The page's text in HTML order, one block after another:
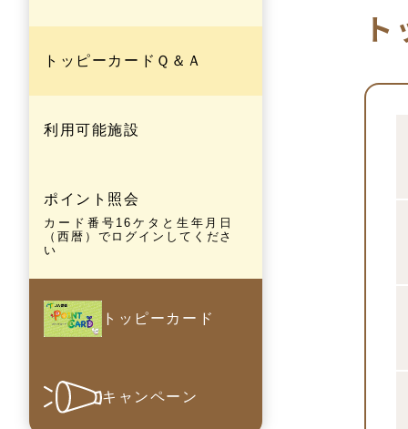
トッピーカード Ｑ＆Ａ
利用可能施設
ポイント照会
カード番号16ケタと生年月日
（西暦）でログインしてくださ
い
トッピーカード
キャンペーン